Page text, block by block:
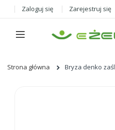
Zaloguj się Zarejestruj się
Strona główna Bryza denko